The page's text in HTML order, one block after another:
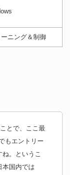
ニング＆制御
とで、ここ最
もエントリー
。というこ
本国内では